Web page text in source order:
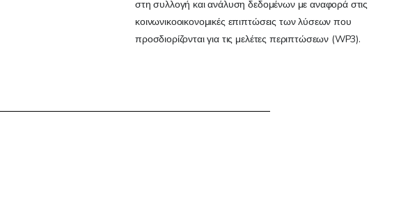
στη συλλογή και ανάλυση δεδομένων με αναφορά στις
κοινωνικοοικονομικές επιπτώσεις των λύσεων που
προσδιορίζονται για τις μελέτες περιπτώσεων (WP3).